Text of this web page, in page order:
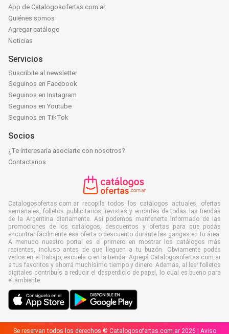
App de Catalogosofertas.com.ar
Quiénes somos
Agregar catálogo
Noticias
Servicios
Suscribite al newsletter
Seguinos en Facebook
Seguinos en Instagram
Seguinos en Youtube
Seguinos en TikTok
Socios
¿Te interesaría asociarte con nosotros?
Contactanos
Catalogosofertas.com.ar recopila todos los catálogos actuales, ofertas
semanales, folletos publicitarios, revistas y encartes de todas las tiendas
de la Argentina diariamente. Así podemos mantenerte informado de las
promociones de los catálogos, descuentos y ofertas para que podás
encontrar fácilmente esa oferta o descuento durante las gangas en tu área.
A menudo nuestro portal es el primero en mostrar los catálogos más
recientes, incluso antes de que lleguen a tu buzón. Obviamente podés
verlos en el trabajo, escuela o en la tienda. Agregá Catalogosofertas.com.ar
a tus favoritos y ahorrá muchísimo tiempo y dinero. Además, al leer folletos
digitales contribuís a reducir el desperdicio de papel, lo cual es bueno para
el ambiente.
Se reservan todos los derechos © Catalogosofertas.com.ar 2026 | Aviso